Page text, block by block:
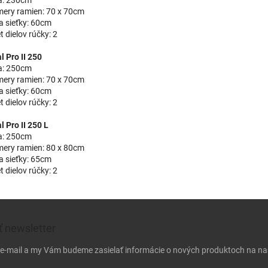
ramien: 70 x 70cm
sieťky: 60cm
dielov rúčky: 2
Pro II 250
250cm
ramien: 70 x 70cm
sieťky: 60cm
dielov rúčky: 2
Pro II 250 L
250cm
ramien: 80 x 80cm
sieťky: 65cm
dielov rúčky: 2
mail a my Vám budeme zasielať informácie o nových produktoch na